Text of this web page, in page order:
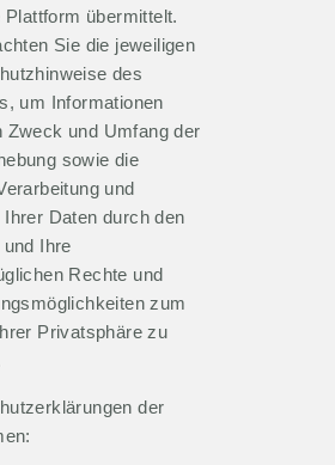
Plattform übermittelt.
Sie die jeweiligen
des
um Informationen
Zweck und Umfang der
sowie die
und
Ihrer Daten durch den
Ihre
Rechte und
zum
Privatsphäre zu
der